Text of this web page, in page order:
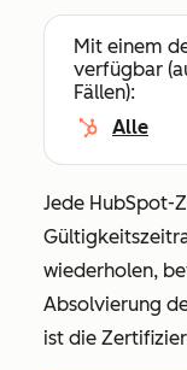
Mit einem
verfügbar
Fällen):
Alle
Jede HubSpot-
wiederholen,
Absolvierung
ist die